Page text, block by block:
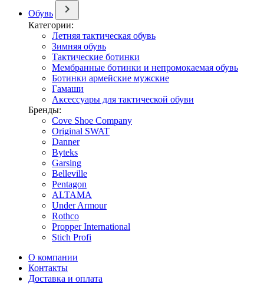
Обувь
Категории:
Летняя тактическая обувь
Зимняя обувь
Тактические ботинки
Мембранные ботинки и непромокаемая обувь
Ботинки армейские мужские
Гамаши
Аксессуары для тактической обуви
Бренды:
Cove Shoe Company
Original SWAT
Danner
Byteks
Garsing
Belleville
Pentagon
ALTAMA
Under Armour
Rothco
Propper International
Stich Profi
О компании
Контакты
Доставка и оплата